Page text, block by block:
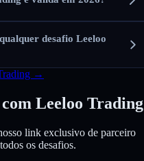
desafio Leeloo
→
Leeloo
link exclusivo de parceiro
os desafios.